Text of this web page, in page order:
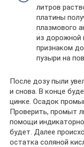
литров
платины
плазмового
из дорожной
признаком
пузыри на
После дозу пыли
и снова. В конце
цинке. Осадок
Проверить, промыт
помощи
будет. Далее
остатка соляной